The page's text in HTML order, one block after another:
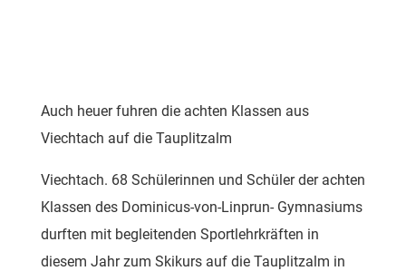
Auch heuer fuhren die achten Klassen aus
Viechtach auf die Tauplitzalm
Viechtach. 68 Schülerinnen und Schüler der achten
Klassen des Dominicus-von-Linprun- Gymnasiums
durften mit begleitenden Sportlehrkräften in
diesem Jahr zum Skikurs auf die Tauplitzalm in